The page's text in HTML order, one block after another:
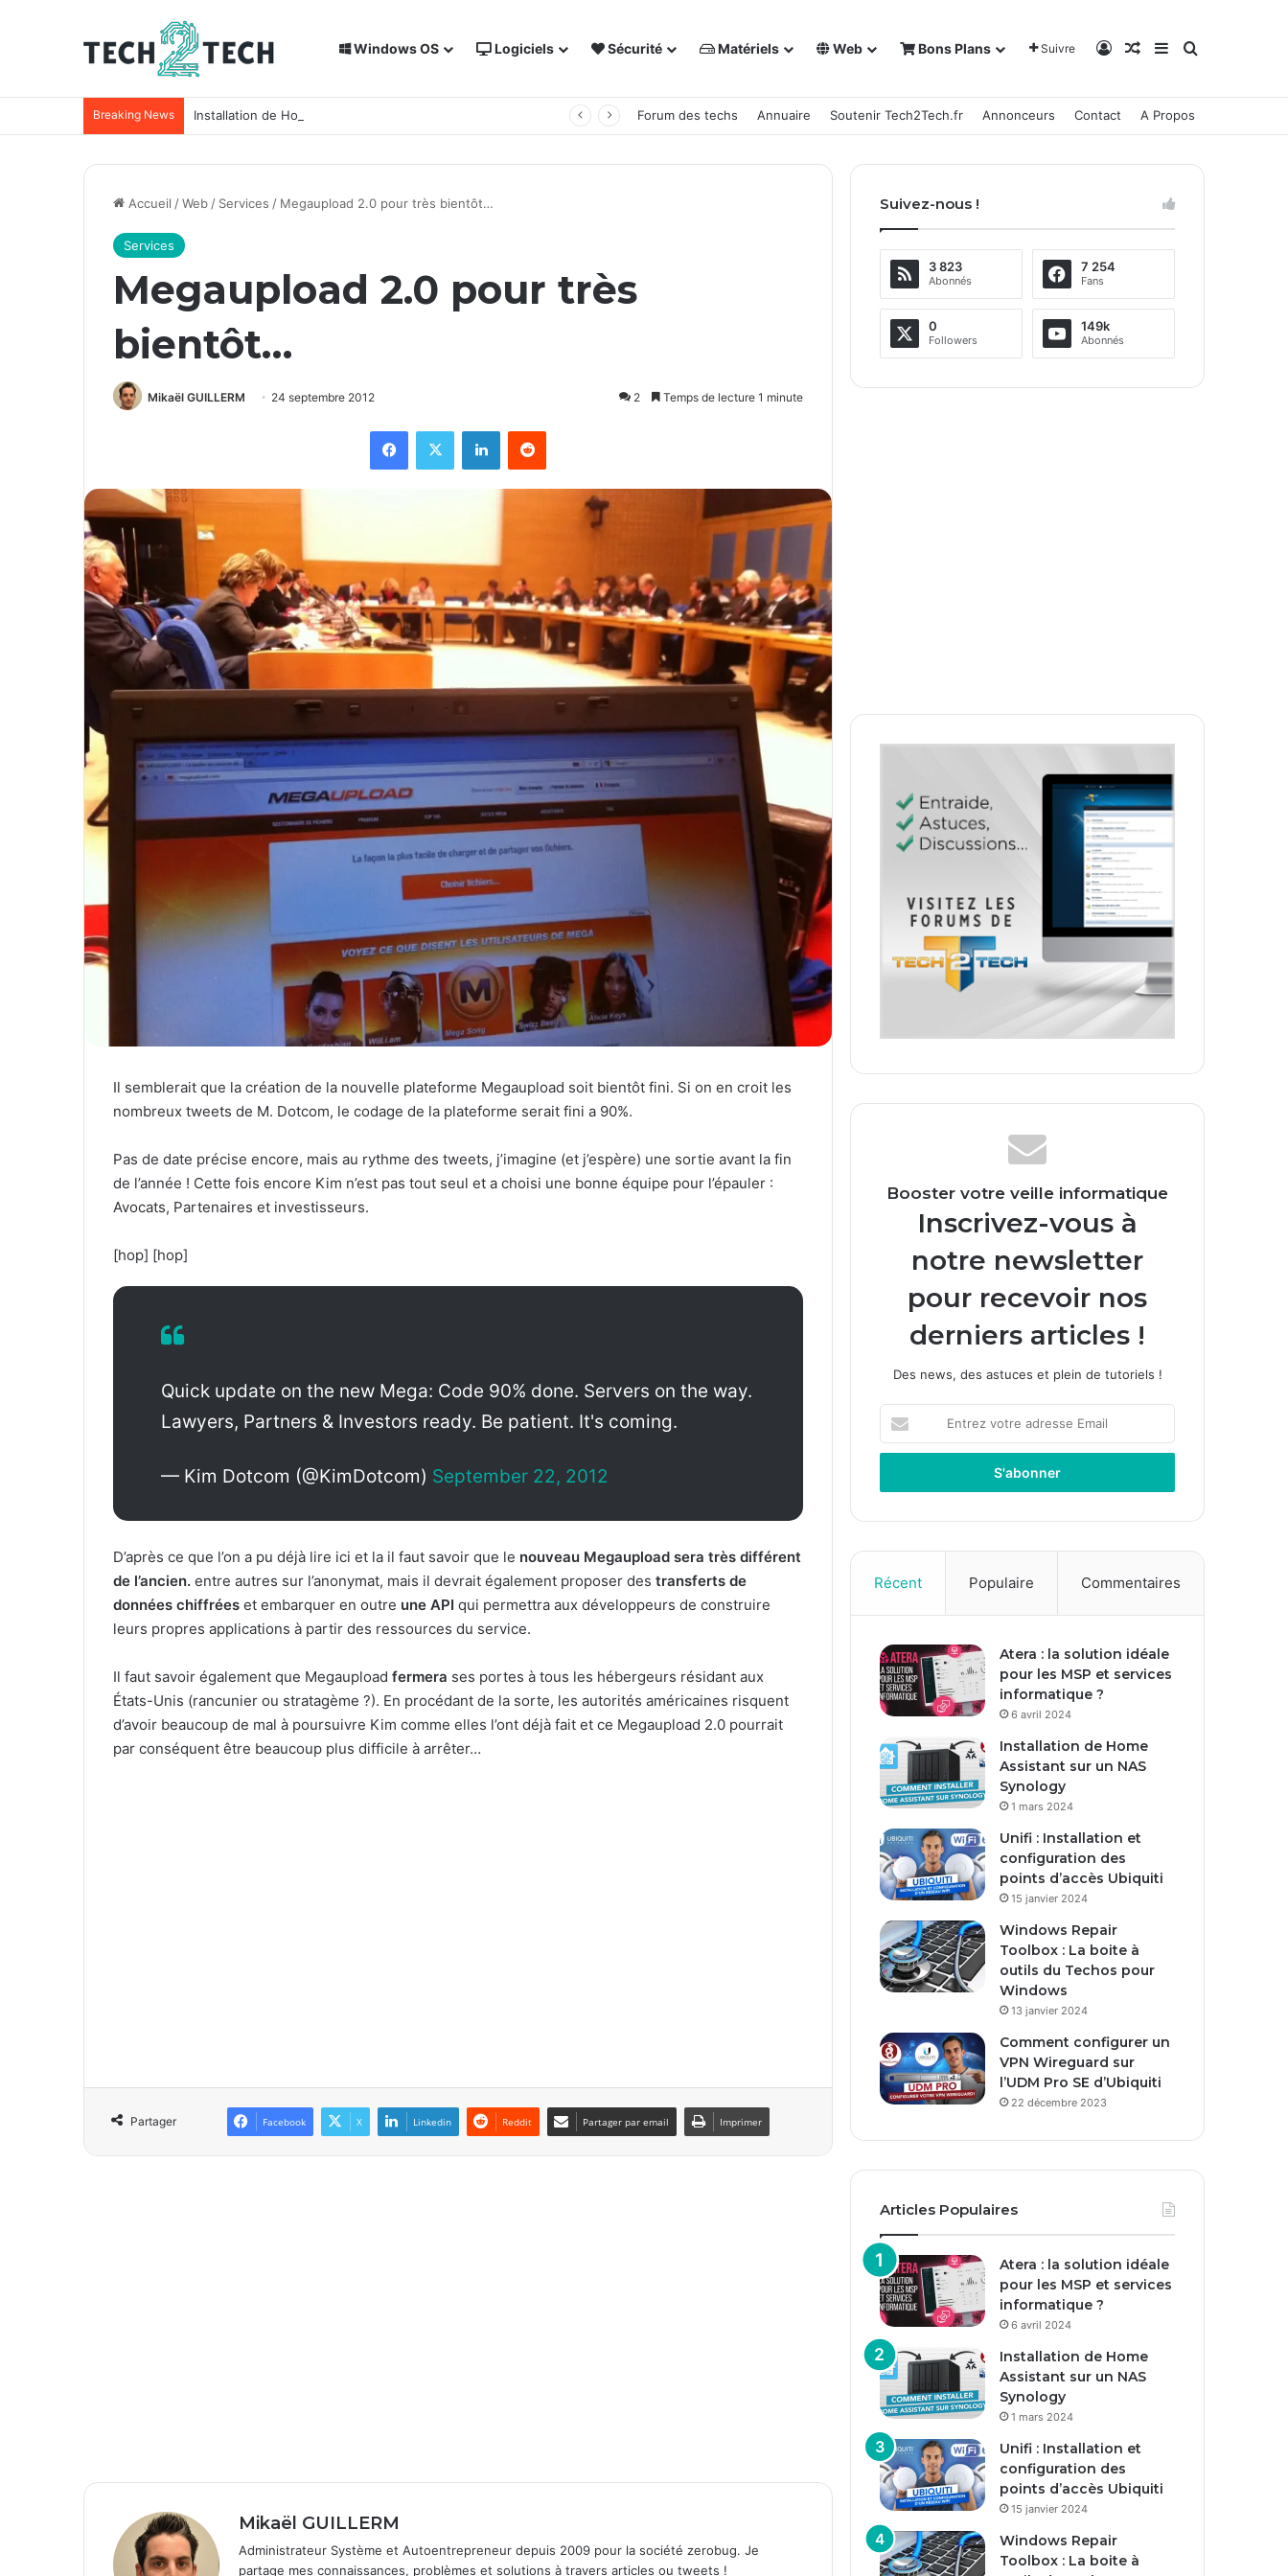
Windows OS Logiciels Sécurité Matériels Web Bons Plans Suivre Connexion
Article Aléatoire
Sidebar (barre
Rechercher
Breaking News Installation de Home Assistant sur un NAS Synology Forum des techs Annuaire Soutenir Tech2Tech.fr Annonceurs Contact A Propos
Accueil /Web / Services / Megaupload 2.0 pour très bientôt…
Services
Megaupload 2.0 pour très
bientôt…
Mikaël GUILLERM 24 septembre 2012 2 Temps de lecture 1 minute
Il semblerait que la création de la nouvelle plateforme Megaupload soit bientôt fini. Si on en croit les
nombreux tweets de M. Dotcom, le codage de la plateforme serait fini a 90%.
Pas de date précise encore, mais au rythme des tweets, j’imagine (et j’espère) une sortie avant la fin
de l’année ! Cette fois encore Kim n’est pas tout seul et a choisi une bonne équipe pour l’épauler :
Avocats, Partenaires et investisseurs.
[hop] [hop]
Quick update on the new Mega: Code 90% done. Servers on the way.
Lawyers, Partners & Investors ready. Be patient. It's coming.
— Kim Dotcom (@KimDotcom) September 22, 2012
D’après ce que l’on a pu déjà lire ici et la il faut savoir que le nouveau Megaupload sera très différent
de l’ancien. entre autres sur l’anonymat, mais il devrait également proposer des transferts de
données chiffrées et embarquer en outre une API qui permettra aux développeurs de construire
leurs propres applications à partir des ressources du service.
Il faut savoir également que Megaupload fermera ses portes à tous les hébergeurs résidant aux
États-Unis (rancunier ou stratagème ?). En procédant de la sorte, les autorités américaines risquent
d’avoir beaucoup de mal à poursuivre Kim comme elles l’ont déjà fait et ce Megaupload 2.0 pourrait
par conséquent être beaucoup plus difficile à arrêter…
Partager Facebook X Linkedin Reddit Partager par email Imprimer
Mikaël GUILLERM
Administrateur Système et Autoentrepreneur depuis 2009 pour la société zerobug. Je
partage mes connaissances, problèmes et solutions à travers articles ou tweets !
Suivez-nous !
3 823
Abonnés
7 254
Fans
0
Followers
149k
Abonnés
Booster votre veille informatique
Inscrivez-vous à
notre newsletter
pour recevoir nos
derniers articles !
Des news, des astuces et plein de tutoriels !
t
e
o
t
e
d
r
e
s
e
m
i
l
Récent Populaire Commentaires
Atera : la solution idéale
pour les MSP et services
informatique ?
6 avril 2024
Installation de Home
Assistant sur un NAS
Synology
1 mars 2024
Unifi : Installation et
configuration des
points d’accès Ubiquiti
15 janvier 2024
Windows Repair
Toolbox : La boite à
outils du Techos pour
Windows
13 janvier 2024
Comment configurer un
VPN Wireguard sur
l’UDM Pro SE d’Ubiquiti
22 décembre 2023
Articles Populaires
Atera : la solution idéale
pour les MSP et services
informatique ?
6 avril 2024
Installation de Home
Assistant sur un NAS
Synology
1 mars 2024
Unifi : Installation et
configuration des
points d’accès Ubiquiti
15 janvier 2024
Windows Repair
Toolbox : La boite à